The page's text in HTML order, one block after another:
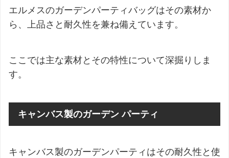
エルメスのガーデンパーティバッグはその素材か
ら、上品さと耐久性を兼ね備えています。
ここでは主な素材とその特性について深掘りしま
す。
キャンバス製のガーデン パーティ
キャンバス製のガーデンパーティはその耐久性と使